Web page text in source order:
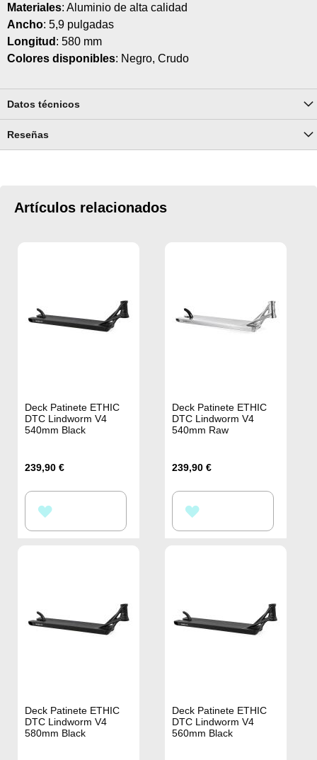
Materiales: Aluminio de alta calidad
Ancho: 5,9 pulgadas
Longitud : 580 mm
Colores disponibles: Negro, Crudo
Datos técnicos
Reseñas
Artículos relacionados
Deck Patinete ETHIC
DTC Lindworm V4
540mm Black
239,90 €
A
DESEOS
Deck Patinete ETHIC
DTC Lindworm V4
540mm Raw
239,90 €
A
DESEOS
Deck Patinete ETHIC
DTC Lindworm V4
580mm Black
Deck Patinete ETHIC
DTC Lindworm V4
560mm Black